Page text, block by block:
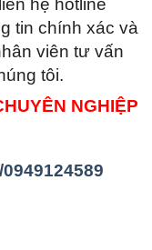
hệ hotline
tin chính xác và
viên tư vấn
tôi.
NGHIỆP